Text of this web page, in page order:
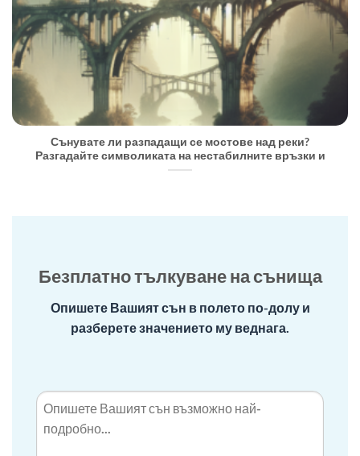
Сънувате ли разпадащи се мостове над реки?
Разгадайте символиката на нестабилните връзки и
Безплатно тълкуване на сънища
Опишете Вашият сън в полето по-долу и
разберете значението му веднага.